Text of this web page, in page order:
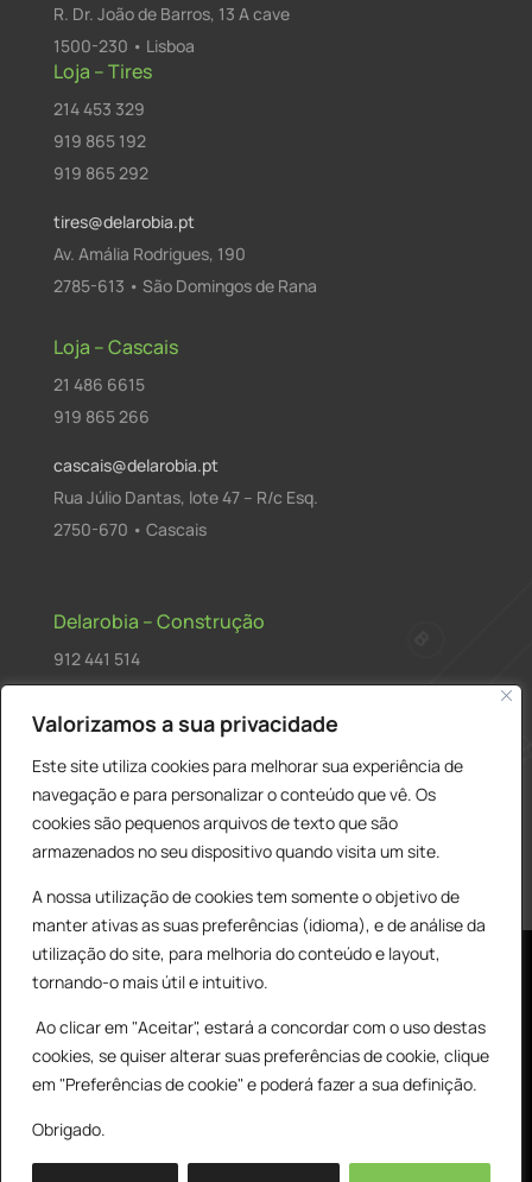
Valorizamos a sua privacidade
Este site utiliza cookies para melhorar sua experiência de
navegação e para personalizar o conteúdo que vê. Os
cookies são pequenos arquivos de texto que são
armazenados no seu dispositivo quando visita um site.
A nossa utilização de cookies tem somente o objetivo de
manter ativas as suas preferências (idioma), e de análise da
utilização do site, para melhoria do conteúdo e layout,
tornando-o mais útil e intuitivo.
Ao clicar em "Aceitar", estará a concordar com o uso destas
cookies, se quiser alterar suas preferências de cookie, clique
em "Preferências de cookie" e poderá fazer a sua definição.
Obrigado.
R. Dr. João de Barros, 13 A cave
1500-230 • Lisboa
Loja – Tires
214 453 329
919 865 192
919 865 292
tires@delarobia.pt
Av. Amália Rodrigues, 190
2785-613 • São Domingos de Rana
Loja – Cascais
21 486 6615
919 865 266
cascais@delarobia.pt
Rua Júlio Dantas, lote 47 – R/c Esq.
2750-670 • Cascais
Delarobia – Construção
912 441 514
R. António Andrade, 1171
2820-287 • Charneca de Caparica
Products
search PESQUISAR
© All Copyright 2025 by Delarobia.pt 0